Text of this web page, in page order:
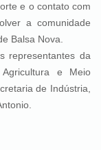
e o contato com
a comunidade
Balsa Nova.
da
e Meio
de Indústria,